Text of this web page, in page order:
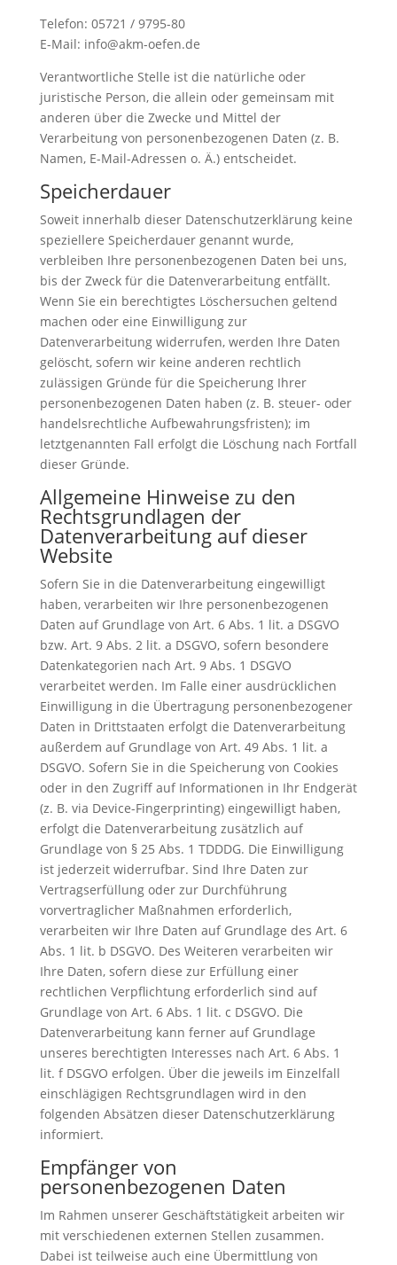
Telefon: 05721 / 9795-80
E-Mail: info@akm-oefen.de
Verantwortliche Stelle ist die natürliche oder
juristische Person, die allein oder gemeinsam mit
anderen über die Zwecke und Mittel der
Verarbeitung von personenbezogenen Daten (z. B.
Namen, E-Mail-Adressen o. Ä.) entscheidet.
Speicherdauer
Soweit innerhalb dieser Datenschutzerklärung keine
speziellere Speicherdauer genannt wurde,
verbleiben Ihre personenbezogenen Daten bei uns,
bis der Zweck für die Datenverarbeitung entfällt.
Wenn Sie ein berechtigtes Löschersuchen geltend
machen oder eine Einwilligung zur
Datenverarbeitung widerrufen, werden Ihre Daten
gelöscht, sofern wir keine anderen rechtlich
zulässigen Gründe für die Speicherung Ihrer
personenbezogenen Daten haben (z. B. steuer- oder
handelsrechtliche Aufbewahrungsfristen); im
letztgenannten Fall erfolgt die Löschung nach Fortfall
dieser Gründe.
Allgemeine Hinweise zu den
Rechtsgrundlagen der
Datenverarbeitung auf dieser
Website
Sofern Sie in die Datenverarbeitung eingewilligt
haben, verarbeiten wir Ihre personenbezogenen
Daten auf Grundlage von Art. 6 Abs. 1 lit. a DSGVO
bzw. Art. 9 Abs. 2 lit. a DSGVO, sofern besondere
Datenkategorien nach Art. 9 Abs. 1 DSGVO
verarbeitet werden. Im Falle einer ausdrücklichen
Einwilligung in die Übertragung personenbezogener
Daten in Drittstaaten erfolgt die Datenverarbeitung
außerdem auf Grundlage von Art. 49 Abs. 1 lit. a
DSGVO. Sofern Sie in die Speicherung von Cookies
oder in den Zugriff auf Informationen in Ihr Endgerät
(z. B. via Device-Fingerprinting) eingewilligt haben,
erfolgt die Datenverarbeitung zusätzlich auf
Grundlage von § 25 Abs. 1 TDDDG. Die Einwilligung
ist jederzeit widerrufbar. Sind Ihre Daten zur
Vertragserfüllung oder zur Durchführung
vorvertraglicher Maßnahmen erforderlich,
verarbeiten wir Ihre Daten auf Grundlage des Art. 6
Abs. 1 lit. b DSGVO. Des Weiteren verarbeiten wir
Ihre Daten, sofern diese zur Erfüllung einer
rechtlichen Verpflichtung erforderlich sind auf
Grundlage von Art. 6 Abs. 1 lit. c DSGVO. Die
Datenverarbeitung kann ferner auf Grundlage
unseres berechtigten Interesses nach Art. 6 Abs. 1
lit. f DSGVO erfolgen. Über die jeweils im Einzelfall
einschlägigen Rechtsgrundlagen wird in den
folgenden Absätzen dieser Datenschutzerklärung
informiert.
Empfänger von
personenbezogenen Daten
Im Rahmen unserer Geschäftstätigkeit arbeiten wir
mit verschiedenen externen Stellen zusammen.
Dabei ist teilweise auch eine Übermittlung von